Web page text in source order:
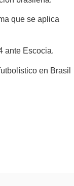
que se aplica
ante Escocia.
en Brasil